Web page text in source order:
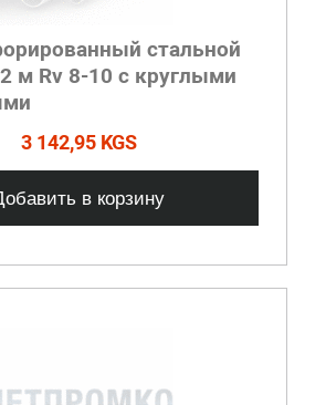
стальной
м Rv 8-10 с круглыми
3 142,95 KGS
в корзину